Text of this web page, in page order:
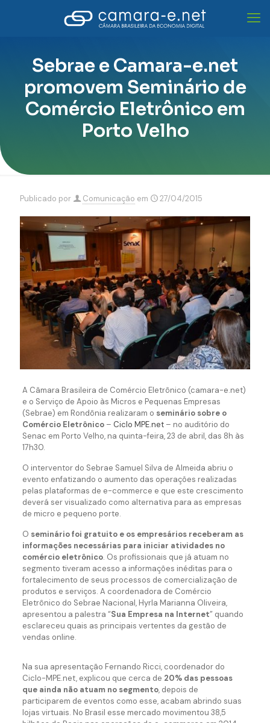
Sebrae e Camara-e.net
promovem Seminário de
Comércio Eletrônico em
Porto Velho
Publicado por Comunicação em 27/04/2015
A Câmara Brasileira de Comércio Eletrônico (camara-e.net)
e o Serviço de Apoio às Micros e Pequenas Empresas
(Sebrae) em Rondônia realizaram o seminário sobre o
Comércio Eletrônico– Ciclo MPE.net– no auditório do
Senac em Porto Velho, na quinta-feira, 23 de abril, das 8h às
17h30.
O interventor do Sebrae Samuel Silva de Almeida abriu o
evento enfatizando o aumento das operações realizadas
pelas plataformas de e-commerce e que este crescimento
deverá ser visualizado como alternativa para as empresas
de micro e pequeno porte.
O seminário foi gratuito e os empresários receberam as
informações necessárias para iniciar atividades no
comércio eletrônico. Os profissionais que já atuam no
segmento tiveram acesso a informações inéditas para o
fortalecimento de seus processos de comercialização de
produtos e serviços. A coordenadora de Comércio
Eletrônico do Sebrae Nacional, Hyrla Marianna Oliveira,
apresentou a palestra “Sua Empresa na Internet” quando
esclareceu quais as principais vertentes da gestão de
vendas online.
Na sua apresentação Fernando Ricci, coordenador do
Ciclo-MPE.net, explicou que cerca de 20% das pessoas
que ainda não atuam no segmento, depois de
participarem de eventos como esse, acabam abrindo suas
lojas virtuais. No Brasil esse mercado movimentou 38,5